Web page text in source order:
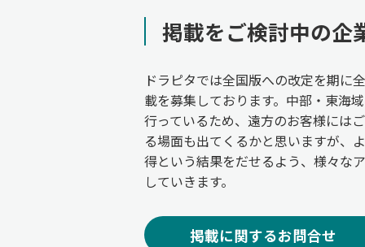
掲載をご検討中の企
ドラピタでは全国版への改定を期に
載を募集しております。中部・東海
行っているため、遠方のお客様には
る場面も出てくるかと思いますが、
得という結果をだせるよう、様々な
していきます。
掲載に関するお問合せ